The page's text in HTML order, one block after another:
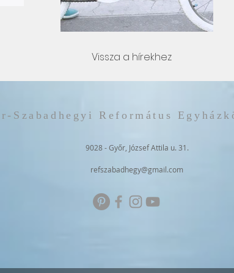
Vissza a hírekhez
Szabadhegyi Református
9028 - Győr, József Attila u. 31.
refszabadhegy@gmail.com